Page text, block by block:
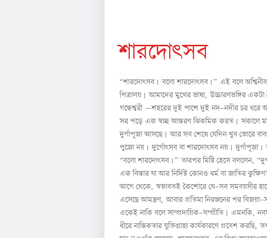
শারদোৎসব
“শারদোৎসব। বলোশারদোৎসব। ” এইবলে
পিত্রালয় । আমাদেরমুখেরভাষা,উচ্চারণভঙ্গির একটা
গন্ধেশ্বরী—শহরেরদুইপাশেদুইনদ–নদীরচর ধরে
সরপড়ে একস্বচ্ছআস্তরণঝিকমিককরত। সকালে
দুর্গাপূজাআসছে । আরসবশেষেযেদিনখুবভোরে
পুজোনয় । দুর্গোৎসববাশারদোৎসবনয় । দুর্গাপূজা।
“বলোশারদোৎসব। ”তারপরমিষ্টিহেসেবললেন, “
একবিস্তারযাআরনির্দিষ্টকোনও ধর্মবাজাতির
আগেথেকে,স্বভাবতইকৈশোরেযে–সবসমবয়সীর
এসেছেআমন্ত্রণ,আবার প্রতিমানিরঞ্জনেরপরবিজয়া–
একেইনাকিবলেসাম্প্রদায়িক–সম্প্রীতি। এমনকি,
ধীরেনাস্তিকতারযুক্তিগ্রাহ্যকার্যকারণে প্রবেশকরছি,